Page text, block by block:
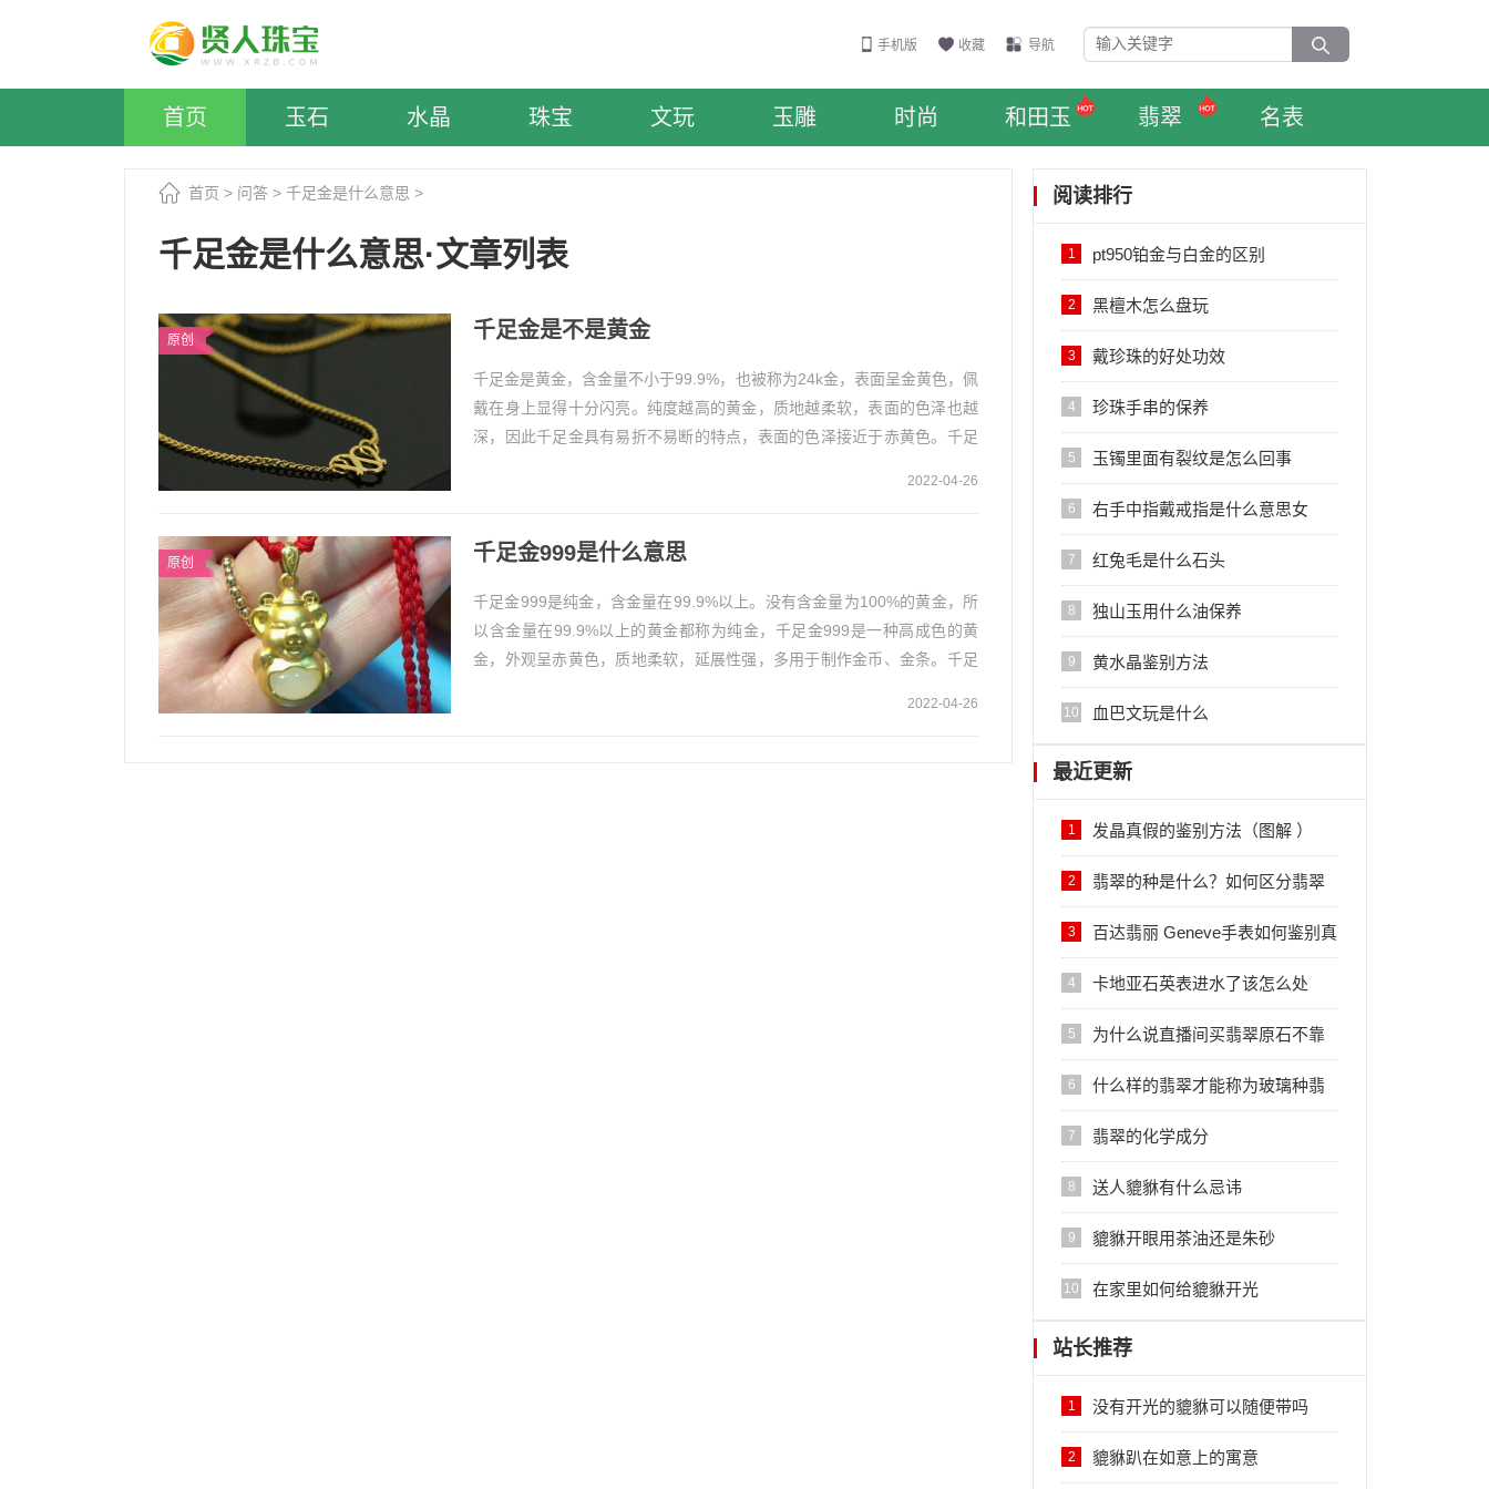
手机版 收藏 导航
首页 玉石 水晶 珠宝 文玩 玉雕 时尚 和田玉 翡翠 名表
首页 > 问答 > 千足金是什么意思 >
千足金是什么意思·文章列表
原创 千足金是不是黄金
千足金是黄金，含金量不小于99.9%，也被称为24k金，表面呈金黄色，佩
戴在身上显得十分闪亮。纯度越高的黄金，质地越柔软，表面的色泽也越
深，因此千足金具有易折不易断的特点，表面的色泽接近于赤黄色。千足
2022-04-26
原创 千足金999是什么意思
千足金999是纯金，含金量在99.9%以上。没有含金量为100%的黄金，所
以含金量在99.9%以上的黄金都称为纯金，千足金999是一种高成色的黄
金，外观呈赤黄色，质地柔软，延展性强，多用于制作金币、金条。千足
2022-04-26
阅读排行
1 pt950铂金与白金的区别
2 黑檀木怎么盘玩
3 戴珍珠的好处功效
4 珍珠手串的保养
5 玉镯里面有裂纹是怎么回事
6 右手中指戴戒指是什么意思女
7 红兔毛是什么石头
8 独山玉用什么油保养
9 黄水晶鉴别方法
10 血巴文玩是什么
最近更新
1 发晶真假的鉴别方法（图解 ）
2 翡翠的种是什么？如何区分翡翠
的种？
3 百达翡丽 Geneve手表如何鉴别真
伪？
4 卡地亚石英表进水了该怎么处
理？
5 为什么说直播间买翡翠原石不靠
谱？
6 什么样的翡翠才能称为玻璃种翡
翠
7 翡翠的化学成分
8 送人貔貅有什么忌讳
9 貔貅开眼用茶油还是朱砂
10 在家里如何给貔貅开光
站长推荐
1 没有开光的貔貅可以随便带吗
2 貔貅趴在如意上的寓意